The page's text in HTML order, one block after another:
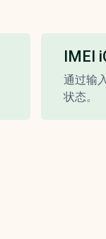
IMEI
通过输
状态。